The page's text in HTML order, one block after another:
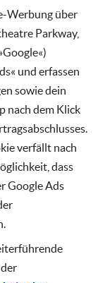
Werbung über
Parkway,
und erfassen
sowie dein
nach dem Klick
verfällt nach
dass
Google Ads